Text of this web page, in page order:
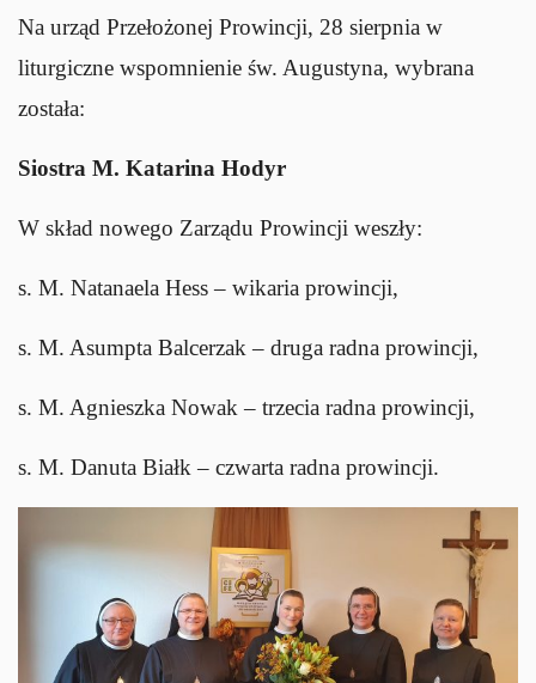
Na urząd Przełożonej Prowincji, 28 sierpnia w
liturgiczne wspomnienie św. Augustyna, wybrana
została:
Siostra M. Katarina Hodyr
W skład nowego Zarządu Prowincji weszły:
s. M. Natanaela Hess – wikaria prowincji,
s. M. Asumpta Balcerzak – druga radna prowincji,
s. M. Agnieszka Nowak – trzecia radna prowincji,
s. M. Danuta Białk – czwarta radna prowincji.